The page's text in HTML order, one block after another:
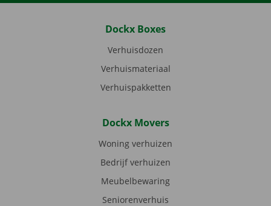
Dockx Boxes
Verhuisdozen
Verhuismateriaal
Verhuispakketten
Dockx Movers
Woning verhuizen
Bedrijf verhuizen
Meubelbewaring
Seniorenverhuis